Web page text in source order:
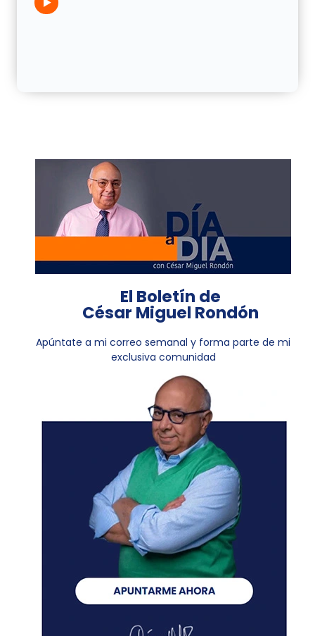
El Boletín de
César Miguel Rondón
Apúntate a mi correo semanal y forma parte de mi
exclusiva comunidad